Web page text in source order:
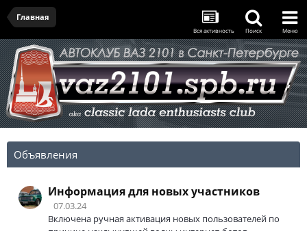
Главная
Вся активность Поиск Меню
Объявления
Информация для новых участников
07.03.24
Включена ручная активация новых пользователей по